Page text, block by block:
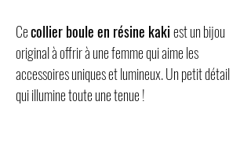
Cecollier boule en résine kakiest un bijou
original à offrir à une femme qui aime les
accessoires uniques et lumineux. Un petit détail
qui illumine toute une tenue !